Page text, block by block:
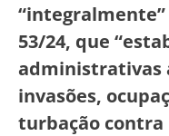
“integralmente”
53/24, que
administrativas
invasões,
turbação contra